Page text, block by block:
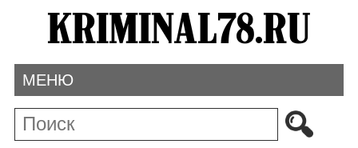
МЕНЮ